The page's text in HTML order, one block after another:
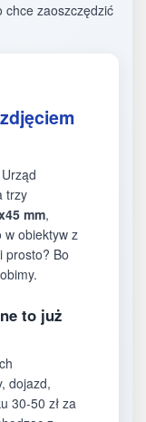
chce zaoszczędzić
trzy
mm,
w obiektyw z
prosto? Bo
to już
dojazd,
30-50 zł za